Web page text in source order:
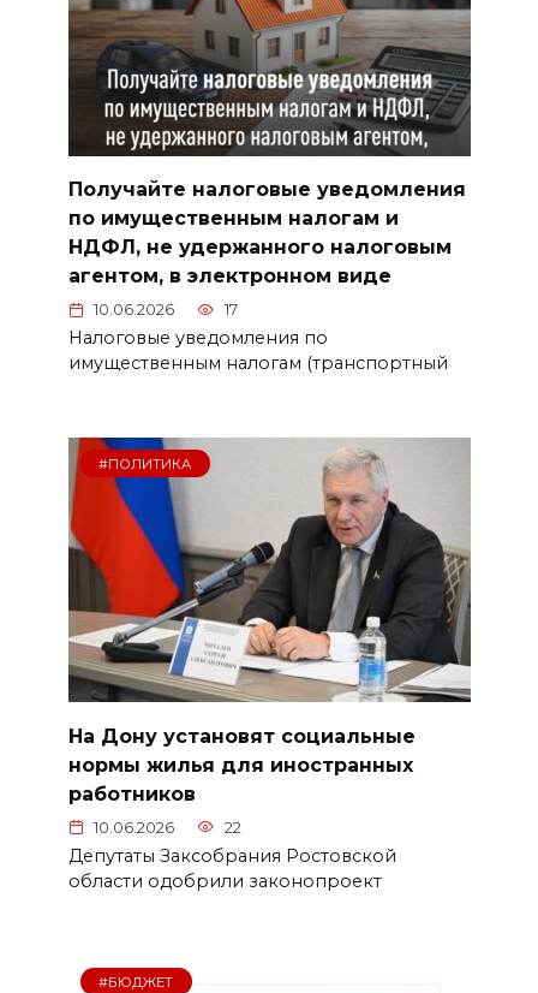
Получайте налоговые уведомления
по имущественным налогам и
НДФЛ, не удержанного налоговым
агентом, в электронном виде
10.06.2026 17
Налоговые уведомления по
имущественным налогам (транспортный
#ПОЛИТИКА
На Дону установят социальные
нормы жилья для иностранных
работников
10.06.2026 22
Депутаты Заксобрания Ростовской
области одобрили законопроект
#БЮДЖЕТ